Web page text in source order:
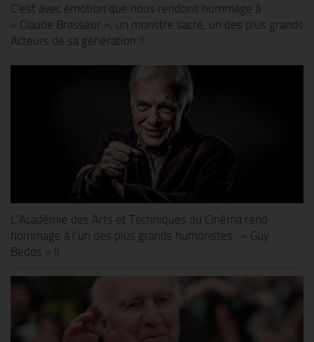
C’est avec émotion que nous rendons hommage à
« Claude Brasseur », un monstre sacré, un des plus grands
Acteurs de sa génération !!
L’Académie des Arts et Techniques du Cinéma rend
hommage à l’un des plus grands humoristes : « Guy
Bedos » !!